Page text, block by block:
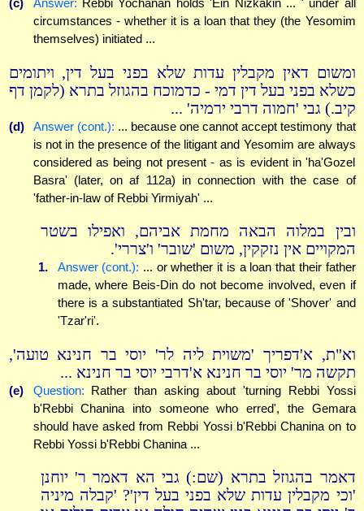
(c) Answer: Rebbi Yochanan holds 'Ein Nizkakin ... ' under all
circumstances - whether it is a loan that they (the Yesomim
themselves) initiated ...
ומשום דאין מקבלין עדות שלא בפני בעל דין, ויתומים
כשלא בפני בעל דין דמי - כדמוכח בהגוזל בתרא (לקמן דף
קיב.) גבי 'חמוה דרבי ירמיה' ...
(d) Answer (cont.): ... because one cannot accept testimony that
is not in the presence of the litigant and Yesomim are always
considered as being not present - as is evident in 'ha'Gozel
Basra' (later, on af 112a) in connection with the case of
'father-in-law of Rebbi Yirmiyah' ...
ובין במלוה הבאה מחמת אביהם, ואפילו בשטר
המקויים אין נזקקין, משום 'שובר' ו'צררי'.
1. Answer (cont.): ... or whether it is a loan that their father
made, where Beis-Din do not become involved, even if
there is a substantiated Sh'tar, because of 'Shover' and
'Tzar'ri'.
וא"ת, א'דפריך 'משוית ליה לר' יוסי בר חנינא טועה',
תקשה מר' יוסי בר חנינא א'דרבי יוסי בר חנינא ...
(e) Question: Rather than asking about 'turning Rebbi Yossi
b'Rebbi Chanina into someone who erred', the Gemara
should have asked from Rebbi Yossi b'Rebbi Chanina on to
Rebbi Yossi b'Rebbi Chanina ...
דאמר בהגוזל בתרא (שם:) גבי הא דאמר ר' יוחנן
'וכי מקבלין עדות שלא בפני בעל דין'? 'קבלה מיניה